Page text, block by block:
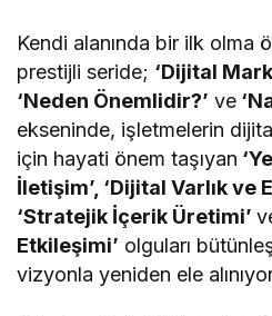
Kendi alanında bir ilk olma
prestijli seride; ‘Dijital
‘Neden Önemlidir?’ ve
ekseninde, işletmelerin
için hayati önem taşıyan
İletişim’, ‘Dijital Varlık ve
‘Stratejik İçerik Üretimi’
Etkileşimi’ olguları
vizyonla yeniden ele